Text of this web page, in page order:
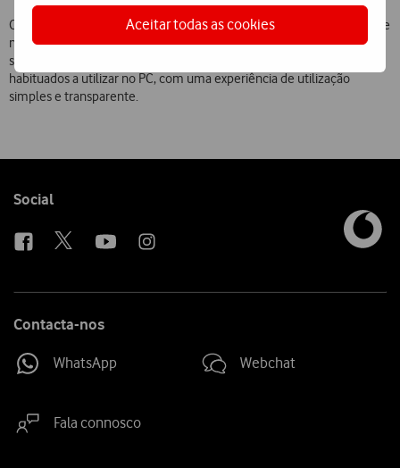
Aceitar todas as cookies
O lançamento deste serviço enquadra-se na forte aposta da Vodafone
na convergência entre o telemóvel e o computador, permitindo aos
seus Clientes utilizar em mobilidade os serviços que estão
habituados a utilizar no PC, com uma experiência de utilização
simples e transparente.
Follow
Social
Contacta-nos
WhatsApp Webchat
Fala connosco